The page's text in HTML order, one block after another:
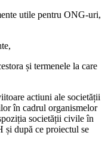
utile pentru ONG-uri,
și termenele la care
actiuni ale societății
în cadrul organismelor
societății civile în
după ce proiectul se